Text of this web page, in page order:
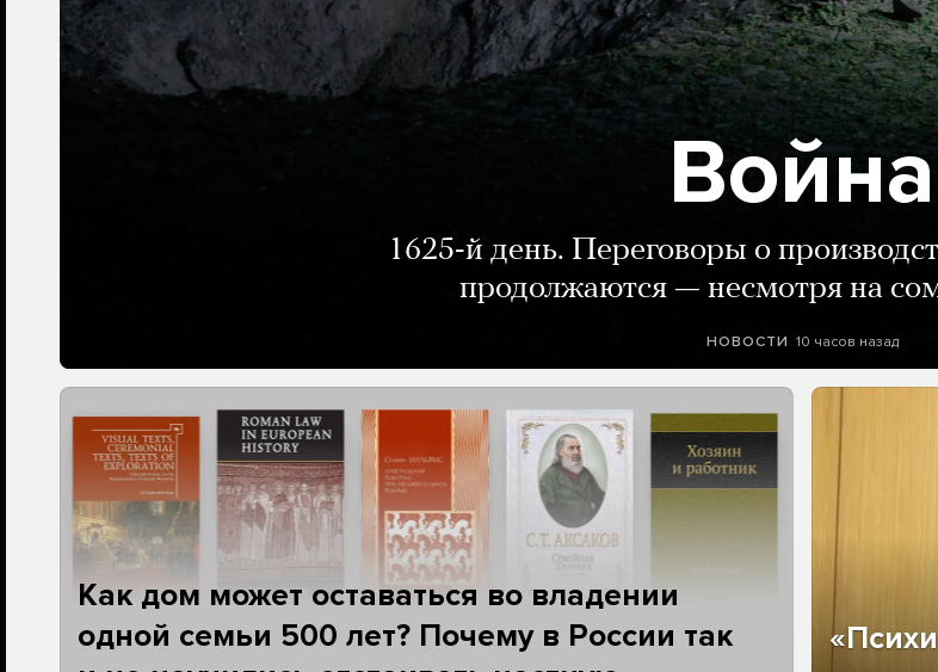
Война
1625-й день. Переговоры о
продолжаются — несмотря на
НОВОСТИ 10 часов назад
Как дом может оставаться во владении
одной семьи 500 лет? Почему в России так